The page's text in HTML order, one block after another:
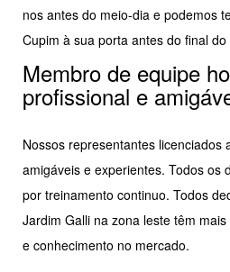
nos antes do meio-dia e podemos
Cupim à sua porta antes do final do
Membro de equipe
profissional e
Nossos representantes licenciados
amigáveis e experientes. Todos os
por treinamento continuo. Todos
Jardim Galli na zona leste têm
e conhecimento no mercado.